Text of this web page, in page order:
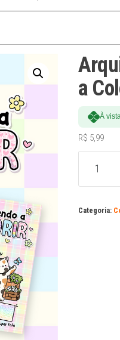
a
À
R$ 5,99
Digital
|
a
Categoria: